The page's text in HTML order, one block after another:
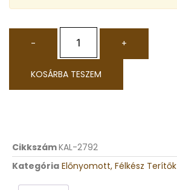
- +
KOSÁRBA TESZEM
CikkszámKAL-2792
Kategória Előnyomott, Félkész Terítők